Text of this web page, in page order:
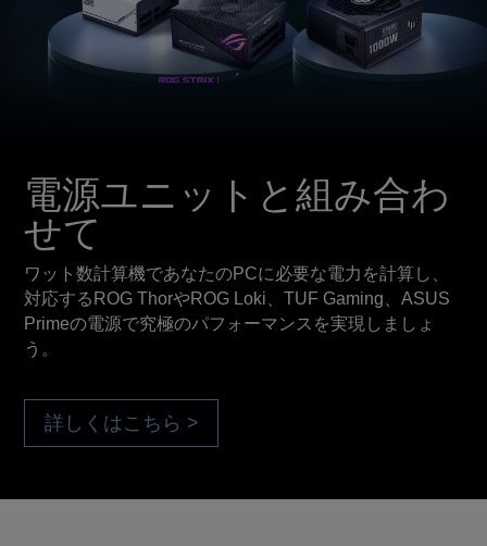
電源ユニットと組み合わ
せて
ワット数計算機であなたのPCに必要な電力を計算し、
対応するROG ThorやROG Loki、TUF Gaming、ASUS
Primeの電源で究極のパフォーマンスを実現しましょ
う。
詳しくはこちら >